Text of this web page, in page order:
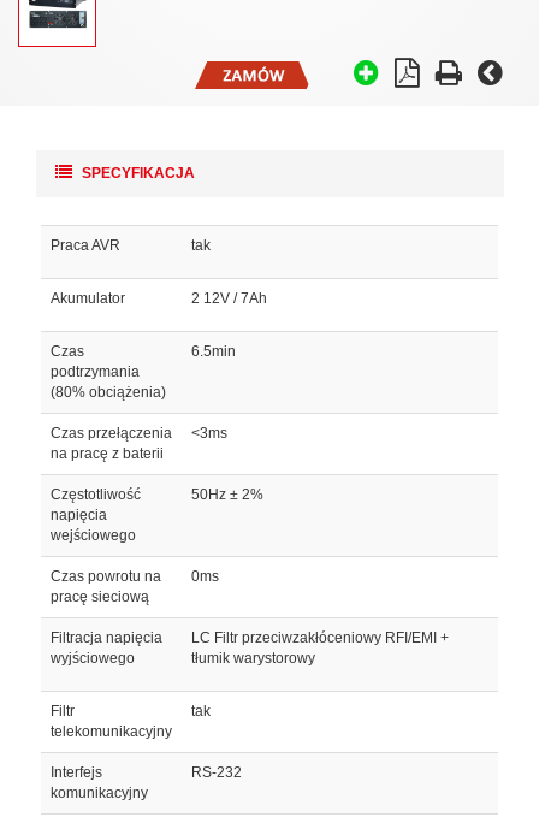
SPECYFIKACJA
Praca AVR tak
Akumulator 2 12V / 7Ah
Czas
podtrzymania
(80% obciążenia)
6.5min
Czas przełączenia
na pracę z baterii
<3ms
Częstotliwość
napięcia
wejściowego
50Hz ± 2%
Czas powrotu na
pracę sieciową
0ms
Filtracja napięcia
wyjściowego
LC Filtr przeciwzakłóceniowy RFI/EMI +
tłumik warystorowy
Filtr
telekomunikacyjny
tak
Interfejs
komunikacyjny
RS-232